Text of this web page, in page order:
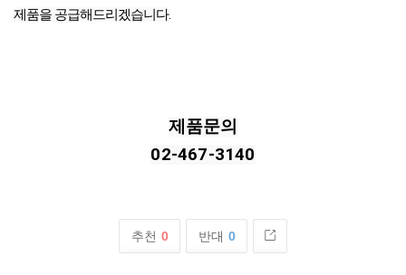
제품을 공급해드리겠습니다.
제품문의
02-467-3140
추천 0 반대 0